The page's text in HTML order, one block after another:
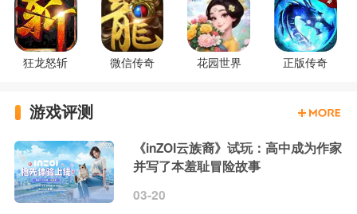
狂龙怒斩 微信传奇 花园世界 正版传奇
游戏评测
《inZOI云族裔》试玩：高中成为作家
并写了本羞耻冒险故事
03-20